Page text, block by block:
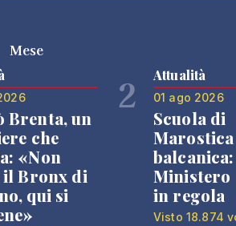
Mese
Brenta, un
che
«Non
il Bronx di
qui si
2 Attualità
01 ago 2026
Scuola di
Ministero
in regola
Visto 18.874